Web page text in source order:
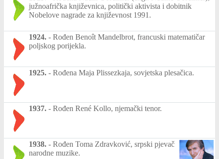
južnoafrička književnica, politički aktivista i dobitnik
Nobelove nagrade za književnost 1991.
1924. - Rođen Benoît Mandelbrot, francuski matematičar
poljskog porijekla.
1925. - Rođena Maja Plissezkaja, sovjetska plesačica.
1937. - Rođen René Kollo, njemački tenor.
1938. - Rođen Toma Zdravković, srpski pjevač
narodne muzike.